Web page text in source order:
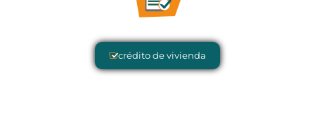
crédito de vivienda